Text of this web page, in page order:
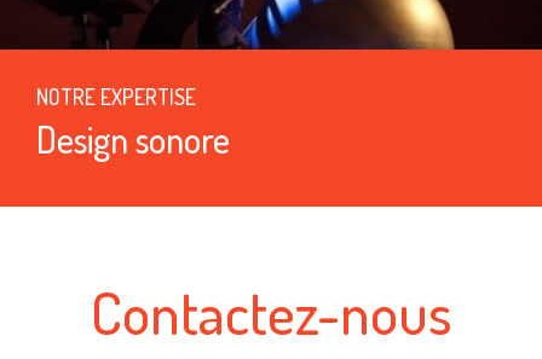
NOTRE EXPERTISE
Design sonore
Contactez-nous